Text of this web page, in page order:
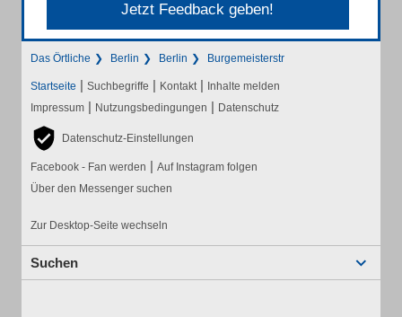
Jetzt Feedback geben!
Das Örtliche Berlin Berlin Burgemeisterstr
Startseite | Suchbegriffe | Kontakt | Inhalte melden
Impressum | Nutzungsbedingungen | Datenschutz
Datenschutz-Einstellungen
Facebook - Fan werden | Auf Instagram folgen
Über den Messenger suchen
Zur Desktop-Seite wechseln
Suchen